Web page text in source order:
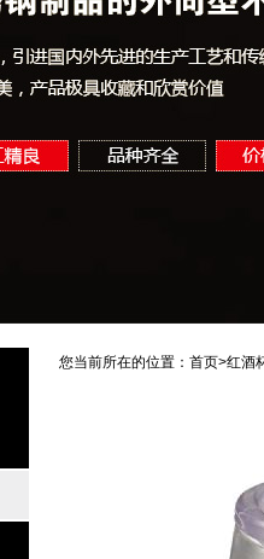
您当前所在的位置： 首页>红酒